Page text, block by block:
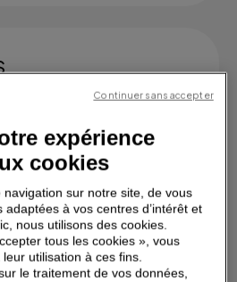
INDIVIDUELLES
expérience
cookies
navigation sur notre site, de vous
à vos centres d’intérêt et
nous utilisons des cookies.
tous les cookies », vous
utilisation à ces fins.
le traitement de vos données,
Continuer sans accepter